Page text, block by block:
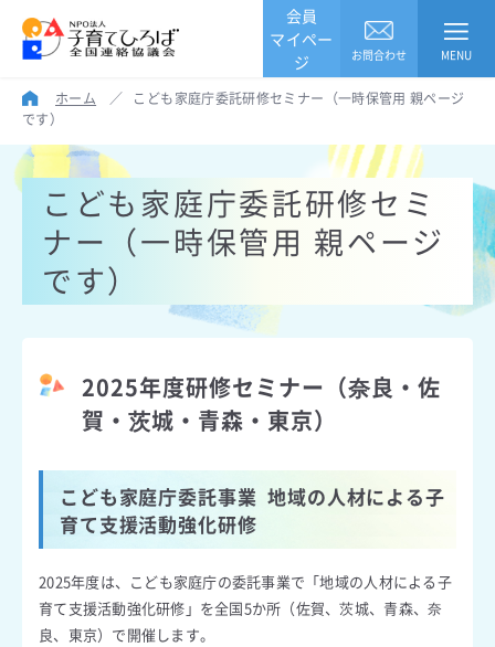
会員
マイペー
ジ
お問合わせ MENU
ホーム ／
こども家庭庁委託研修セミナー（一時保管用 親ページ
です）
こども家庭庁委託研修セミ
ナー（一時保管用 親ページ
です）
2025年度研修セミナー（奈良・佐
賀・茨城・青森・東京）
こども家庭庁委託事業 地域の人材による子
育て支援活動強化研修
2025年度は、こども家庭庁の委託事業で「地域の人材による子
育て支援活動強化研修」を全国5か所（佐賀、茨城、青森、奈
良、東京）で開催します。